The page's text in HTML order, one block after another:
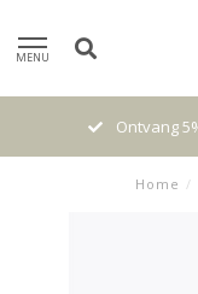
MENU
aankoop
Home /